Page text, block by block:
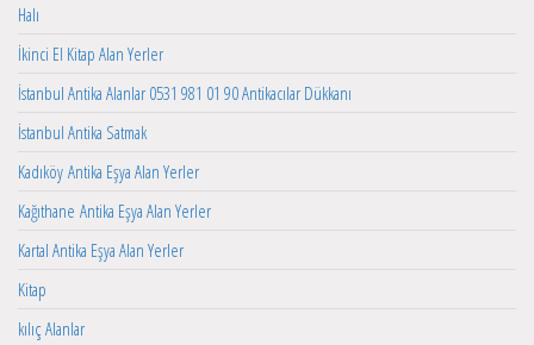
Halı
İkinci El Kitap Alan Yerler
İstanbul Antika Alanlar 0531 981 01 90 Antikacılar Dükkanı
İstanbul Antika Satmak
Kadıköy Antika Eşya Alan Yerler
Kağıthane Antika Eşya Alan Yerler
Kartal Antika Eşya Alan Yerler
Kitap
kılıç Alanlar